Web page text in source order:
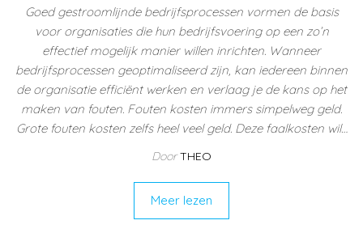
Goed gestroomlijnde bedrijfsprocessen vormen de basis
voor organisaties die hun bedrijfsvoering op een zo’n
effectief mogelijk manier willen inrichten. Wanneer
bedrijfsprocessen geoptimaliseerd zijn, kan iedereen binnen
de organisatie efficiënt werken en verlaag je de kans op het
maken van fouten. Fouten kosten immers simpelweg geld.
Grote fouten kosten zelfs heel veel geld. Deze faalkosten wil…
Door THEO
Meer lezen